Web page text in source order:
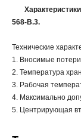
568-B.3.
Технические
1. Вносимые
2. Температура
3. Рабочая
4. Максимально
5. Центрирующая